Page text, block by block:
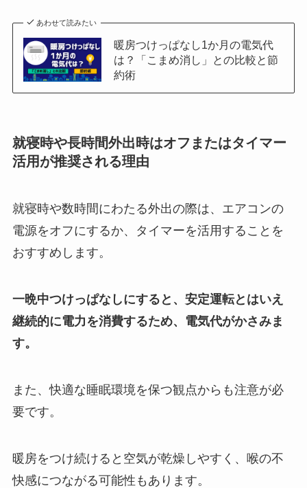
あわせて読みたい
暖房つけっぱなし1か月の電気代
は？「こまめ消し」との比較と節
約術
就寝時や長時間外出時はオフまたはタイマー
活用が推奨される理由
就寝時や数時間にわたる外出の際は、エアコンの
電源をオフにするか、タイマーを活用することを
おすすめします。
一晩中つけっぱなしにすると、安定運転とはいえ
継続的に電力を消費するため、電気代がかさみま
す。
また、快適な睡眠環境を保つ観点からも注意が必
要です。
暖房をつけ続けると空気が乾燥しやすく、喉の不
快感につながる可能性もあります。